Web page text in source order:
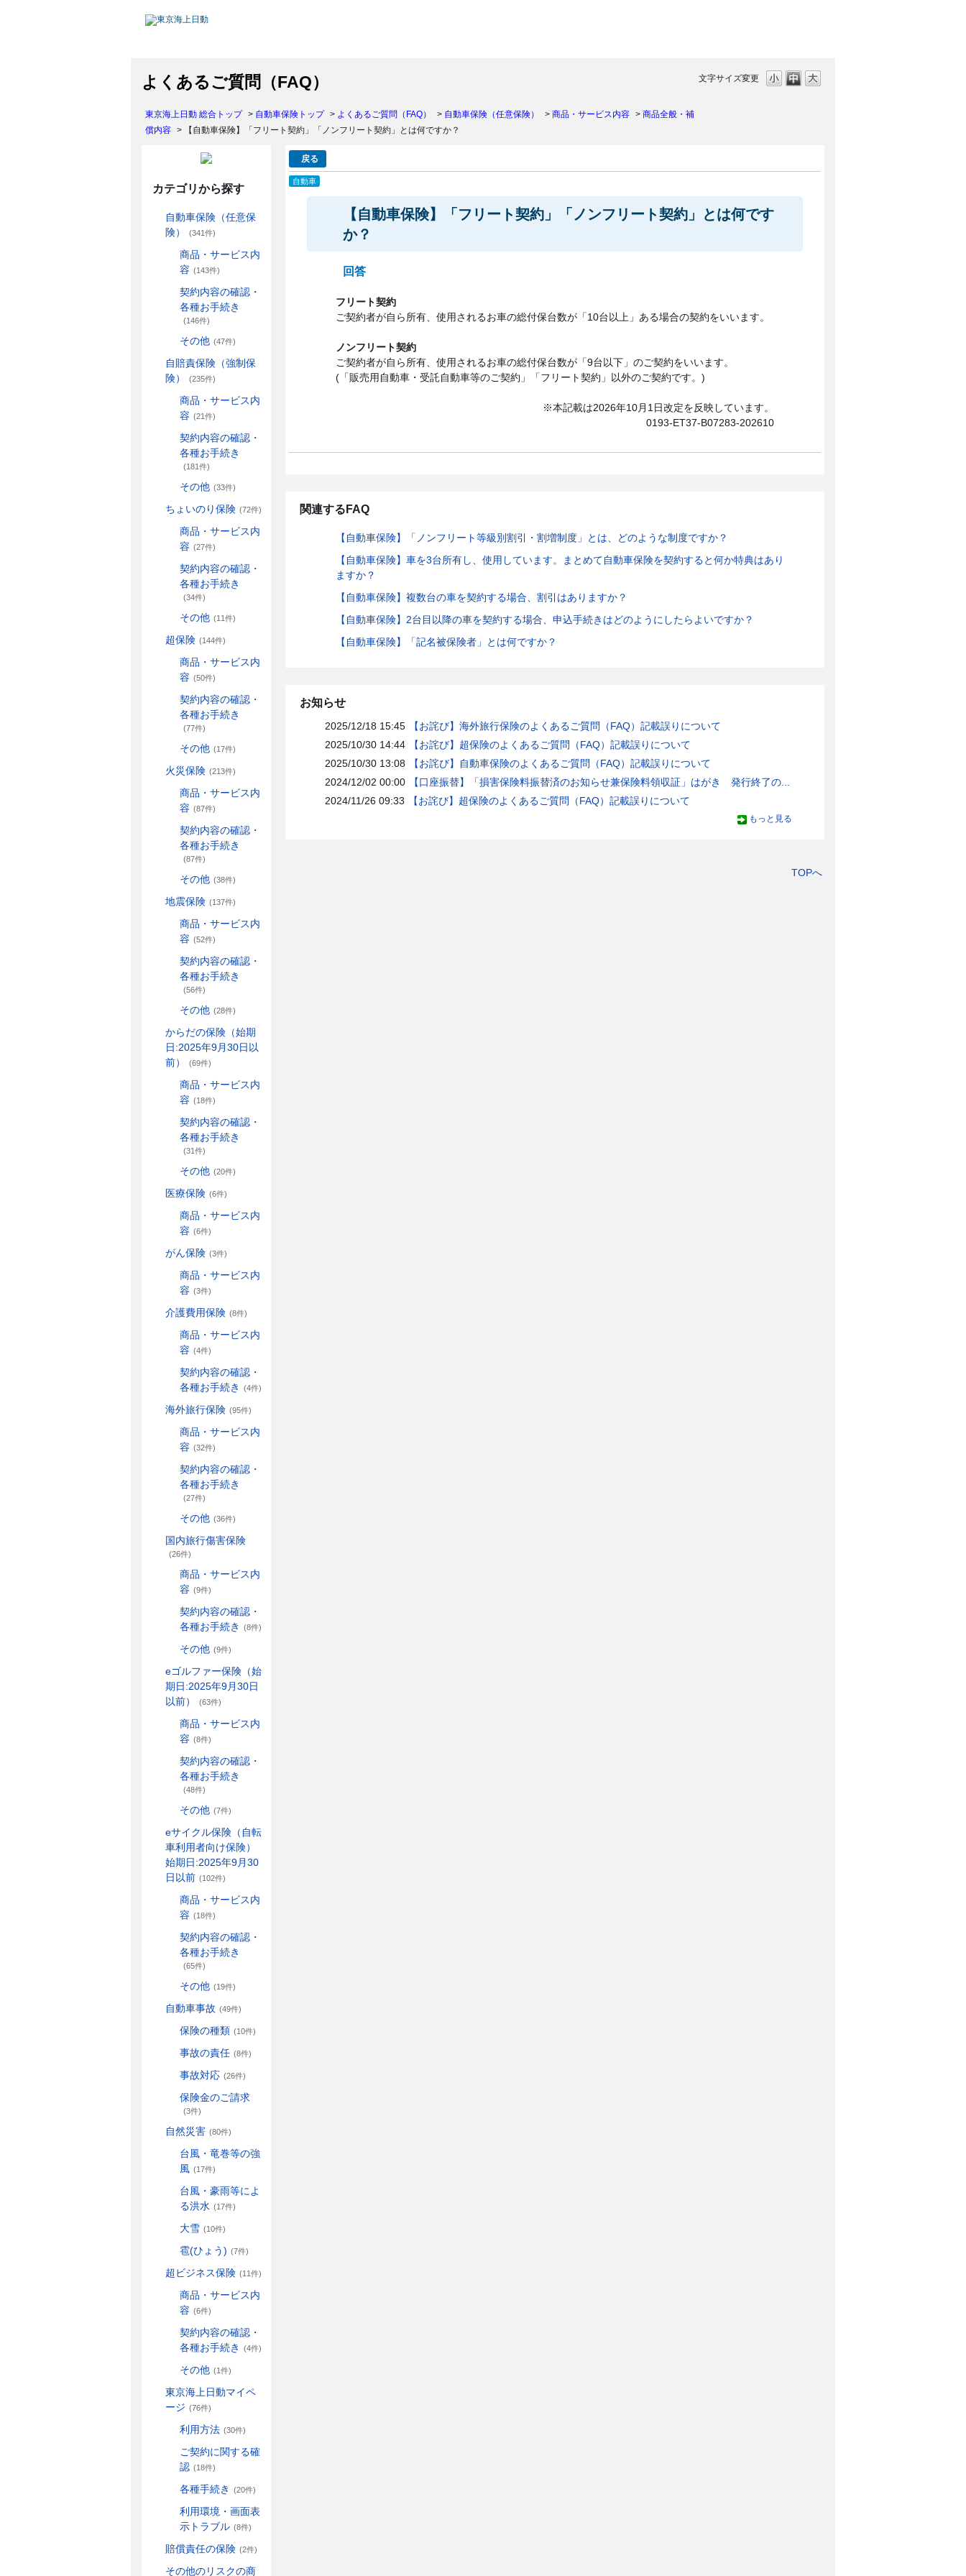
よくあるご質問（FAQ） 文字サイズ変更
東京海上日動 総合トップ > 自動車保険トップ > よくあるご質問（FAQ） > 自動車保険（任意保険） > 商品・サービス内容 > 商品全般・補
償内容 > 【自動車保険】「フリート契約」「ノンフリート契約」とは何ですか？
カテゴリから探す
自動車保険（任意保
険）
(341件)
商品・サービス内
容 (143件)
契約内容の確認・
各種お手続き
(146件)
その他 (47件)
自賠責保険（強制保
険）
(235件)
商品・サービス内
容 (21件)
契約内容の確認・
各種お手続き
(181件)
その他 (33件)
ちょいのり保険 (72件)
商品・サービス内
容 (27件)
契約内容の確認・
各種お手続き
(34件)
その他 (11件)
超保険 (144件)
商品・サービス内
容 (50件)
契約内容の確認・
各種お手続き
(77件)
その他 (17件)
火災保険 (213件)
商品・サービス内
容 (87件)
契約内容の確認・
各種お手続き
(87件)
その他 (38件)
地震保険 (137件)
商品・サービス内
容 (52件)
契約内容の確認・
各種お手続き
(56件)
その他 (28件)
からだの保険（始期
日:2025年9月30日以
前）
(69件)
商品・サービス内
容 (18件)
契約内容の確認・
各種お手続き
(31件)
その他 (20件)
医療保険 (6件)
商品・サービス内
容 (6件)
がん保険 (3件)
商品・サービス内
容 (3件)
介護費用保険 (8件)
商品・サービス内
容 (4件)
契約内容の確認・
各種お手続き
(4件)
海外旅行保険 (95件)
商品・サービス内
容 (32件)
契約内容の確認・
各種お手続き
(27件)
その他 (36件)
国内旅行傷害保険
(26件)
商品・サービス内
容 (9件)
契約内容の確認・
各種お手続き
(8件)
その他 (9件)
eゴルファー保険（始
期日:2025年9月30日
以前）
(63件)
商品・サービス内
容 (8件)
契約内容の確認・
各種お手続き
(48件)
その他 (7件)
eサイクル保険（自転
車利用者向け保険）
始期日:2025年9月30
日以前 (102件)
商品・サービス内
容 (18件)
契約内容の確認・
各種お手続き
(65件)
その他 (19件)
自動車事故 (49件)
保険の種類 (10件)
事故の責任 (8件)
事故対応 (26件)
保険金のご請求
(3件)
自然災害 (80件)
台風・竜巻等の強
風 (17件)
台風・豪雨等によ
る洪水 (17件)
大雪 (10件)
雹(ひょう) (7件)
超ビジネス保険 (11件)
商品・サービス内
容 (6件)
契約内容の確認・
各種お手続き
(4件)
その他 (1件)
東京海上日動マイペ
ージ (76件)
利用方法 (30件)
ご契約に関する確
認 (18件)
各種手続き (20件)
利用環境・画面表
示トラブル (8件)
賠償責任の保険 (2件)
その他のリスクの商
戻る
自動車
【自動車保険】「フリート契約」「ノンフリート契約」とは何です
か？
回答
フリート契約
ご契約者が自ら所有、使用されるお車の総付保台数が「10台以上」ある場合の契約をいいます。
ノンフリート契約
ご契約者が自ら所有、使用されるお車の総付保台数が「9台以下」のご契約をいいます。
(「販売用自動車・受託自動車等のご契約」「フリート契約」以外のご契約です。)
※本記載は2026年10月1日改定を反映しています。
0193-ET37-B07283-202610
関連するFAQ
【自動車保険】「ノンフリート等級別割引・割増制度」とは、どのような制度ですか？
【自動車保険】車を3台所有し、使用しています。まとめて自動車保険を契約すると何か特典はあり
ますか？
【自動車保険】複数台の車を契約する場合、割引はありますか？
【自動車保険】2台目以降の車を契約する場合、申込手続きはどのようにしたらよいですか？
【自動車保険】「記名被保険者」とは何ですか？
お知らせ
2025/12/18 15:45
【お詫び】海外旅行保険のよくあるご質問（FAQ）記載誤りについて
2025/10/30 14:44
【お詫び】超保険のよくあるご質問（FAQ）記載誤りについて
2025/10/30 13:08
【お詫び】自動車保険のよくあるご質問（FAQ）記載誤りについて
2024/12/02 00:00
【口座振替】「損害保険料振替済のお知らせ兼保険料領収証」はがき 発行終了の...
2024/11/26 09:33
【お詫び】超保険のよくあるご質問（FAQ）記載誤りについて
もっと見る
TOPへ